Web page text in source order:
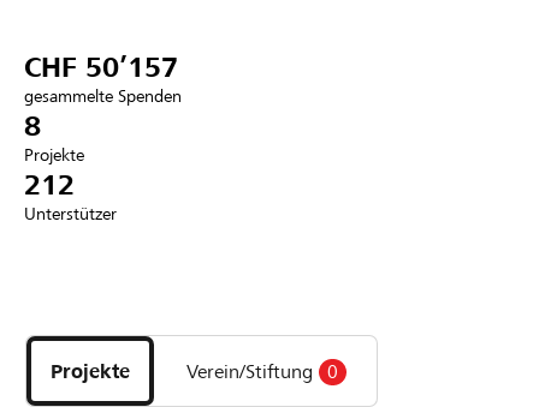
Anmelden
DE FR IT
CHF 50’157
gesammelte Spenden
8
Projekte
212
Unterstützer
Projekte
und
Organisationen
Projekte Verein/Stiftung 0